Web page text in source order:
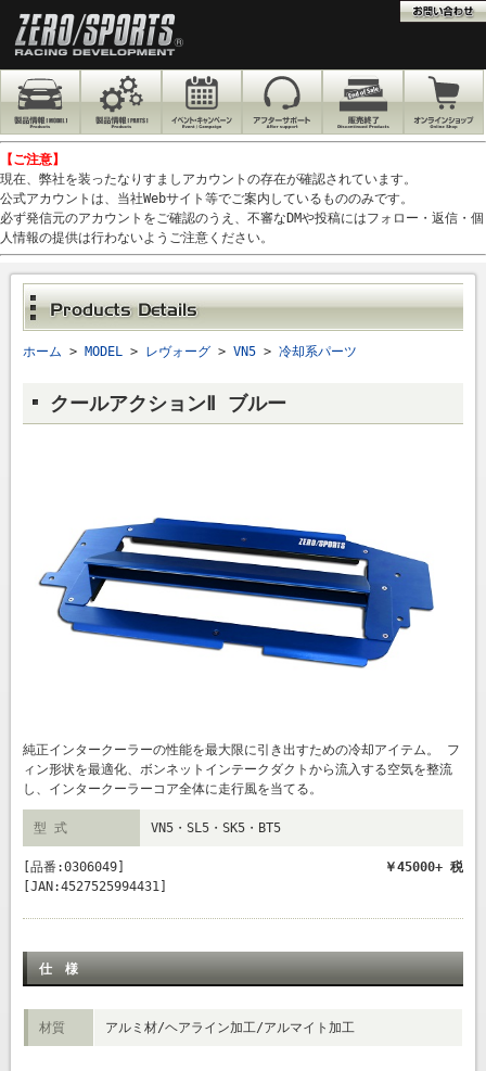
【ご注意】
現在、弊社を装ったなりすましアカウントの存在が確認されています。
公式アカウントは、当社Webサイト等でご案内しているもののみです。
必ず発信元のアカウントをご確認のうえ、不審なDMや投稿にはフォロー・返信・個
人情報の提供は行わないようご注意ください。
ホーム > MODEL> レヴォーグ> VN5> 冷却系パーツ
クールアクションⅡ ブルー
純正インタークーラーの性能を最大限に引き出すための冷却アイテム。 フ
ィン形状を最適化、ボンネットインテークダクトから流入する空気を整流
し、インタークーラーコア全体に走行風を当てる。
型 式 VN5・SL5・SK5・BT5
[品番:0306049]
￥45000+ 税
[JAN:4527525994431]
仕 様
材質 アルミ材/ヘアライン加工/アルマイト加工